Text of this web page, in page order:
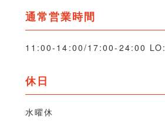
通常営業時間
11:00-14:00/17:00-24:00 LO:
休日
水曜休